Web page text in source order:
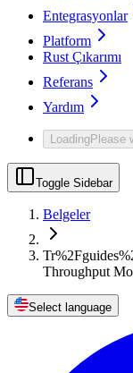
Entegrasyonlar
Platform
Rust Çıkarımı
Referans
Yardım
LoadingPlease
Toggle Sidebar
Belgeler
Throughput
Select language